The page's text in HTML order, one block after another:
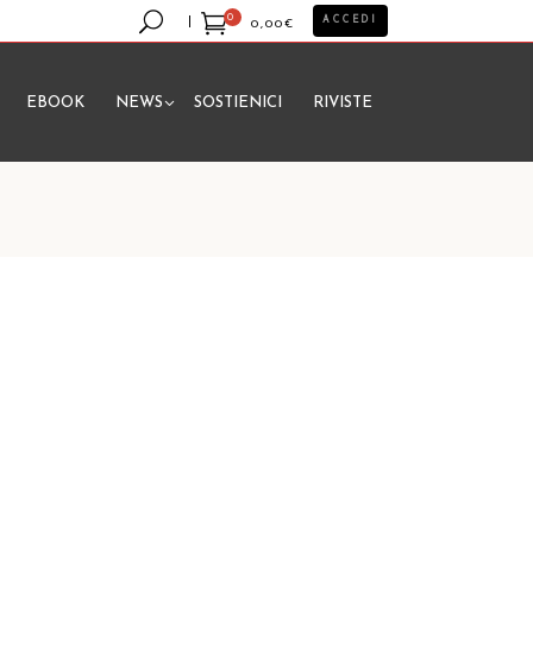
0
0,00€
prodotto nel carrello.
ACCEDI
EBOOK NEWS SOSTIENICI RIVISTE